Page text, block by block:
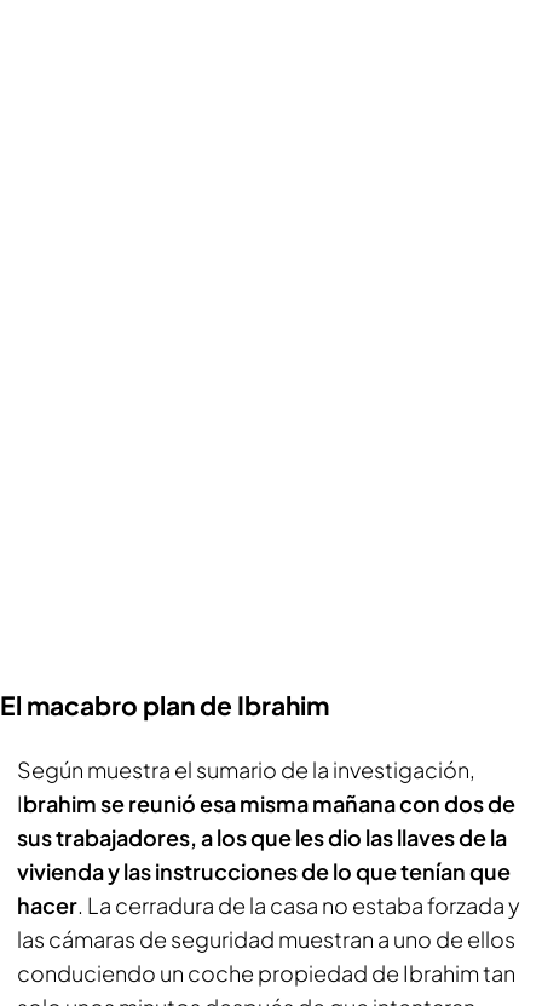
El macabro plan de Ibrahim
Según muestra el sumario de la investigación,
Ibrahim se reunió esa misma mañana con dos de
sus trabajadores, a los que les dio las llaves de la
vivienda y las instrucciones de lo que tenían que
hacer. La cerradura de la casa no estaba forzada y
las cámaras de seguridad muestran a uno de ellos
conduciendo un coche propiedad de Ibrahim tan